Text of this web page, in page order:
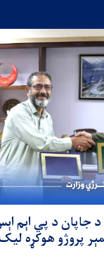
د جاپان د پي اېم
پروژو هوکړه